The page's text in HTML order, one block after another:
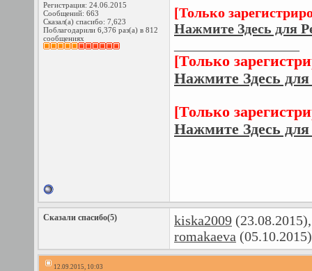
Регистрация: 24.06.2015
Сообщений: 663
Сказал(а) спасибо: 7,623
Поблагодарили 6,376 раз(а) в 812
сообщениях
[Только
Нажмите Здесь для
[Только
Нажмите Здесь
[Только
Нажмите Здесь
Сказали спасибо(5) kiska2009
romakaeva
12.09.2015, 10:03